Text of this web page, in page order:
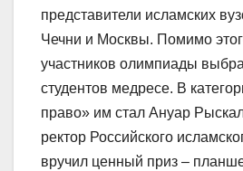
представители исламских
Чечни и Москвы. Помимо
участников олимпиады
студентов медресе. В
право» им стал Ануар
ректор Российского
вручил ценный приз –